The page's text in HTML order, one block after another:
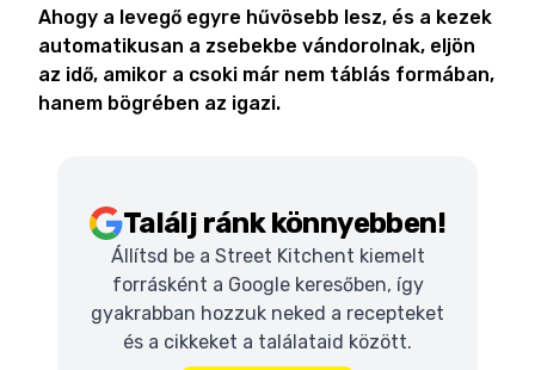
Ahogy a levegő egyre hűvösebb lesz, és a kezek
automatikusan a zsebekbe vándorolnak, eljön
az idő, amikor a csoki már nem táblás formában,
hanem bögrében az igazi.
Találj ránk könnyebben!
Állítsd be a Street Kitchent kiemelt
forrásként a Google keresőben, így
gyakrabban hozzuk neked a recepteket
és a cikkeket a találataid között.